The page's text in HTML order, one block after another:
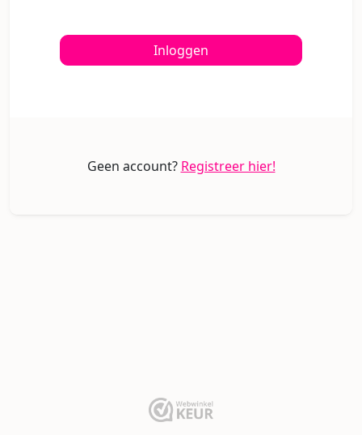
Inloggen
Geen account? Registreer hier!